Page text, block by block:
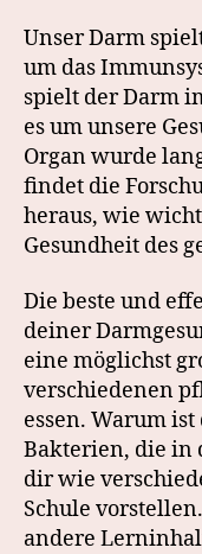
Unser Darm
um das
spielt der Darm
es um unsere
Organ wurde
findet die
heraus, wie
Gesundheit des
Die beste und
deiner
eine möglichst
verschiedenen
essen. Warum
Bakterien, die in
dir wie
Schule
andere